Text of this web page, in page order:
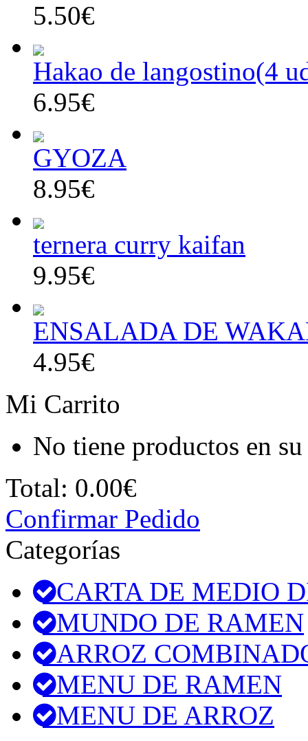
5.50€
Hakao de langostino(4
6.95€
GYOZA
8.95€
ternera curry kaifan
9.95€
ENSALADA DE
4.95€
Mi Carrito
No tiene productos en
Total: 0.00€
Confirmar Pedido
Categorías
CARTA DE MEDIO
MUNDO DE RAMEN
ARROZ
MENU DE RAMEN
MENU DE ARROZ